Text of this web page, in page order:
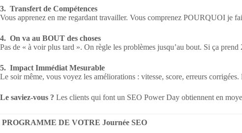
3. Transfert de Compétences
Vous apprenez en me regardant travailler. Vous comprenez POURQUOI je
4. On va au BOUT des choses
Pas de « à voir plus tard ». On règle les problèmes jusqu’au bout. Si ça
5. Impact Immédiat Mesurable
Le soir même, vous voyez les améliorations : vitesse, score, erreurs corrigées.
Le saviez-vous ? Les clients qui font un SEO Power Day obtiennent en
PROGRAMME DE VOTRE Journée SEO